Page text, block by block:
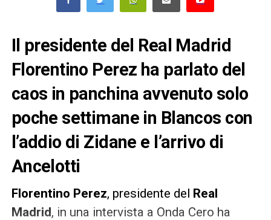
Il presidente del Real Madrid
Florentino Perez ha parlato del
caos in panchina avvenuto solo
poche settimane in Blancos con
l’addio di Zidane e l’arrivo di
Ancelotti
Florentino Perez, presidente del Real
Madrid, in una intervista a Onda Cero ha